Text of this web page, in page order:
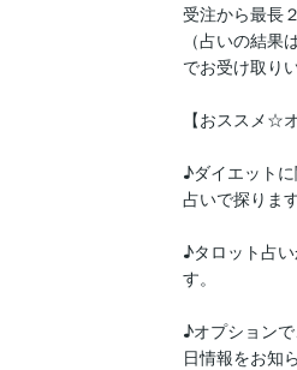
受注から最長
（占いの結
でお受け取り
【おススメ☆
♪ダイエット
占いで探ります
♪タロット占
す。
♪オプション
日情報をお知